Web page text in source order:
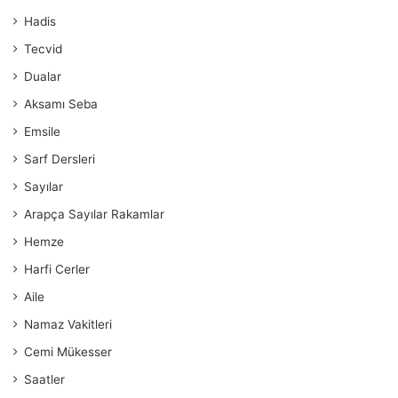
Hadis
Tecvid
Dualar
Aksamı Seba
Emsile
Sarf Dersleri
Sayılar
Arapça Sayılar Rakamlar
Hemze
Harfi Cerler
Aile
Namaz Vakitleri
Cemi Mükesser
Saatler